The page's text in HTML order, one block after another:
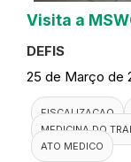
Visita a
DEFIS
25 de Março de
FISCALIZACAO
MEDICINA DO
ATO MEDICO